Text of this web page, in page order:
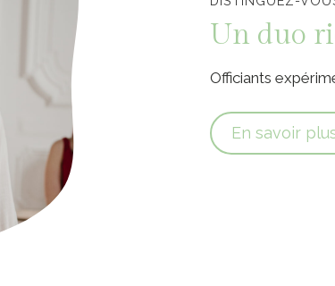
Un duo
Officiants
En savoir